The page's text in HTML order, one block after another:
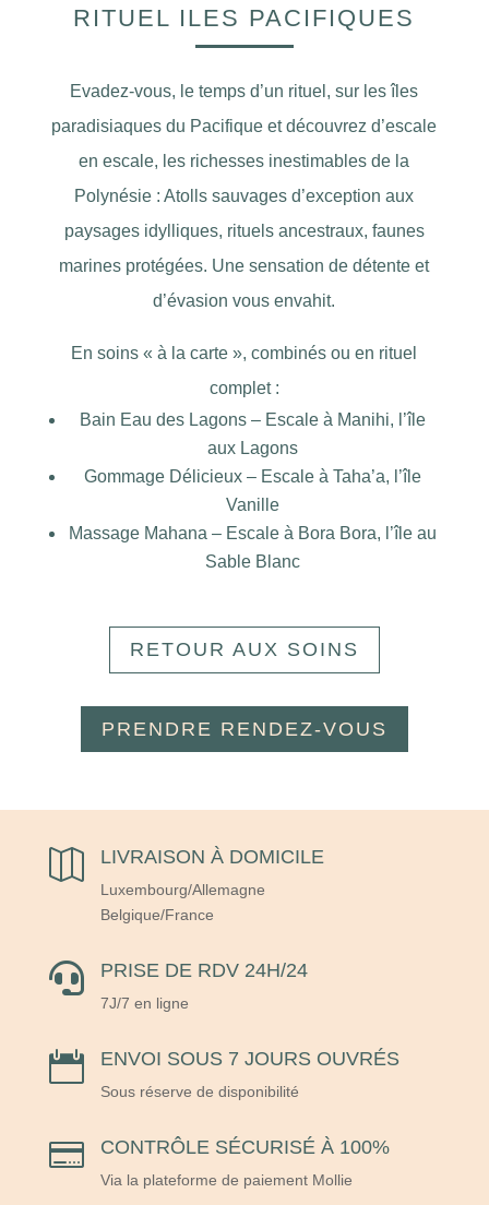
RITUEL ILES PACIFIQUES
Evadez-vous, le temps d’un rituel, sur les îles
paradisiaques du Pacifique et découvrez d’escale
en escale, les richesses inestimables de la
Polynésie : Atolls sauvages d’exception aux
paysages idylliques, rituels ancestraux, faunes
marines protégées. Une sensation de détente et
d’évasion vous envahit.
En soins « à la carte », combinés ou en rituel
complet :
Bain Eau des Lagons – Escale à Manihi, l’île
aux Lagons
Gommage Délicieux – Escale à Taha’a, l’île
Vanille
Massage Mahana – Escale à Bora Bora, l’île au
Sable Blanc
RETOUR AUX SOINS
PRENDRE RENDEZ-VOUS
 LIVRAISON À DOMICILE
Luxembourg/Allemagne
Belgique/France
 PRISE DE RDV 24H/24
7J/7 en ligne
 ENVOI SOUS 7 JOURS OUVRÉS
Sous réserve de disponibilité
 CONTRÔLE SÉCURISÉ À 100%
Via la plateforme de paiement Mollie